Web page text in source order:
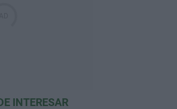
INTERESAR